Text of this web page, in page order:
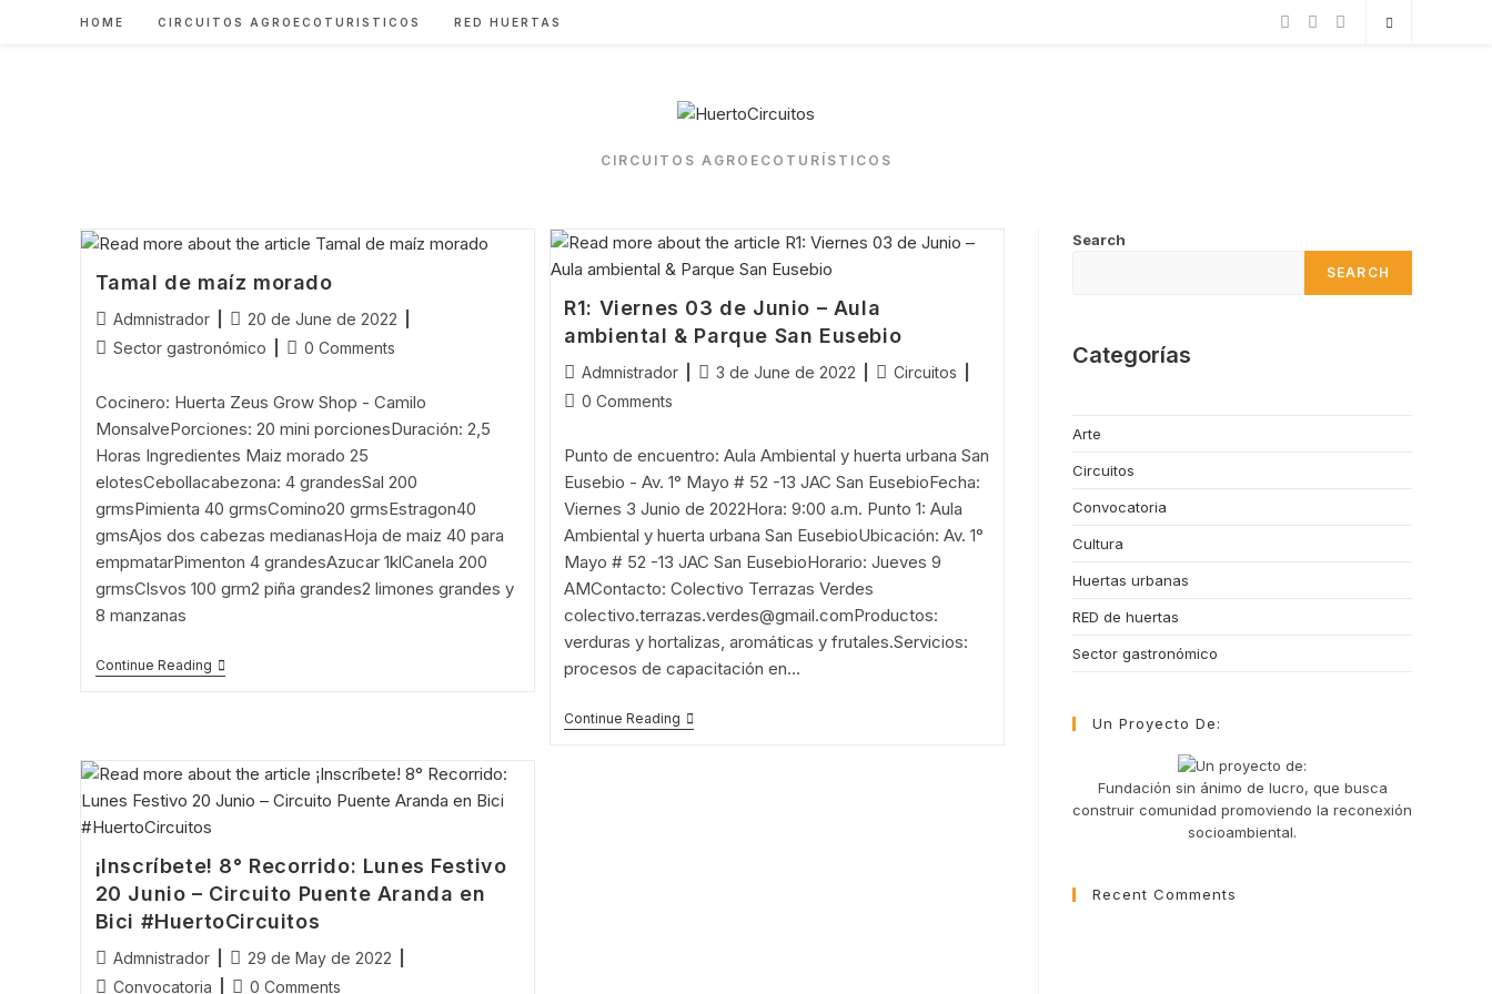
HOME CIRCUITOS AGROECOTURISTICOS RED HUERTAS
CIRCUITOS AGROECOTURÍSTICOS
Tamal de maíz morado
Post
author:
Admnistrador
Post
published:
20 de June de 2022
PostSector gastronómico
Post0 Comments
Cocinero: Huerta Zeus Grow Shop - Camilo
MonsalvePorciones: 20 mini porcionesDuración: 2,5
Horas Ingredientes Maiz morado 25
elotesCebollacabezona: 4 grandesSal 200
grmsPimienta 40 grmsComino20 grmsEstragon40
gmsAjos dos cabezas medianasHoja de maiz 40 para
empmatarPimenton 4 grandesAzucar 1klCanela 200
grmsClsvos 100 grm2 piña grandes2 limones grandes y
8 manzanas
Continue ReadingTamal
De
R1: Viernes 03 de Junio – Aula
ambiental & Parque San Eusebio
Post
author:
Admnistrador
Post3 de June de 2022
PostCircuitos
Post0 Comments
Punto de encuentro: Aula Ambiental y huerta urbana San
Eusebio - Av. 1° Mayo # 52 -13 JAC San EusebioFecha:
Viernes 3 Junio de 2022Hora: 9:00 a.m. Punto 1: Aula
Ambiental y huerta urbana San EusebioUbicación: Av. 1°
Mayo # 52 -13 JAC San EusebioHorario: Jueves 9
AMContacto: Colectivo Terrazas Verdes
colectivo.terrazas.verdes@gmail.comProductos:
verduras y hortalizas, aromáticas y frutales.Servicios:
procesos de capacitación en…
Continue Reading R1:
Viernes
¡Inscríbete! 8° Recorrido: Lunes Festivo
20 Junio – Circuito Puente Aranda en
Bici #HuertoCircuitos
Post
author:
Admnistrador
Post
published:
29 de May de 2022
PostConvocatoria Post0 Comments
Search
SEARCH
Categorías
Arte
Circuitos
Convocatoria
Cultura
Huertas urbanas
RED de huertas
Sector gastronómico
Un Proyecto De:
Fundación sin ánimo de lucro, que busca
construir comunidad promoviendo la reconexión
socioambiental.
Recent Comments